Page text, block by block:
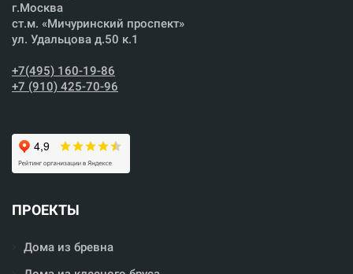
г.Москва
ст.м. «Мичуринский проспект»
ул. Удальцова д.50 к.1
+7(495) 160-19-86
+7 (910) 425-70-96
ПРОЕКТЫ
Дома из бревна